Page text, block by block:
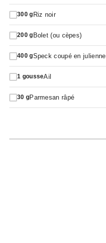
300 gRiz noir
200 gBolet (ou cèpes)
400 gSpeck coupé en julienne
1 gousseAil
30 gParmesan râpé